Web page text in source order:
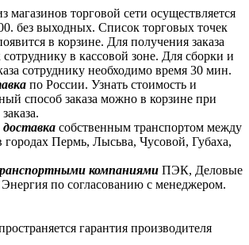
магазинов торговой сети осуществляется
без выходных. Список торговых точек
в корзине. Для получения заказа
сотруднику в кассовой зоне. Для сборки и
сотруднику необходимо время 30 мин.
по России. Узнать стоимость и
способ заказа можно в корзине при
собственным транспортом между
Пермь, Лысьва, Чусовой, Губаха,
компаниями ПЭК, Деловые
по согласованию с менеджером.
гарантия производителя